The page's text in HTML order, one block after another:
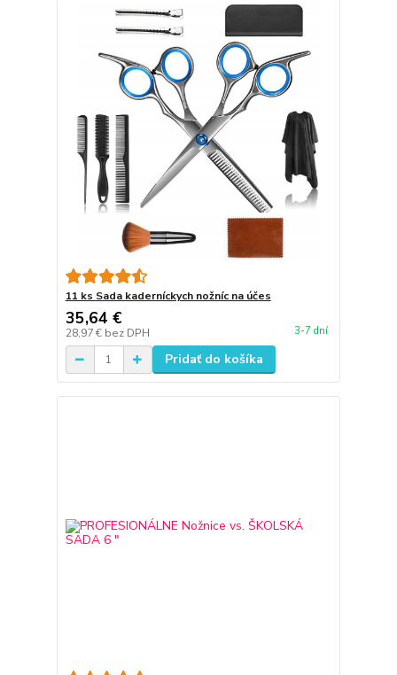
11 ks Sada kaderníckych nožníc na účes
35,64 €
28,97 € bez DPH 3-7 dní
Pridať do košíka